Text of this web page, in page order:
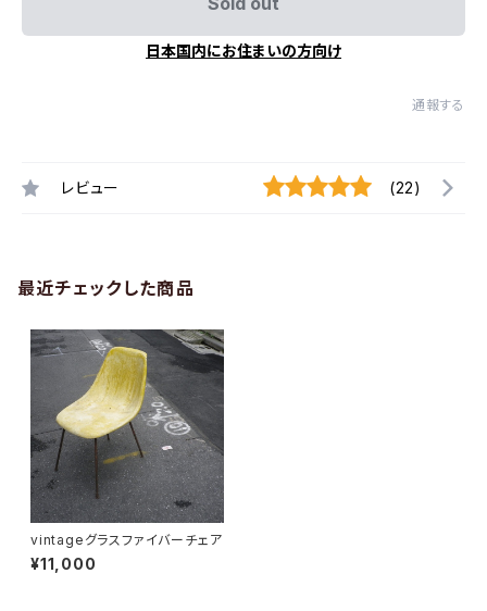
日本国内にお住まいの方向け
通報する
レビュー (22)
最近チェックした商品
vintageグラスファイバーチェア
¥11,000